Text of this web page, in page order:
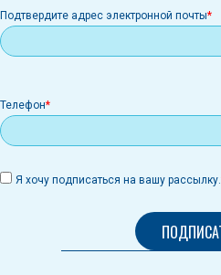
Подтвердите адрес электронной почты
Телефон
Я хочу подписаться на вашу рассылку.